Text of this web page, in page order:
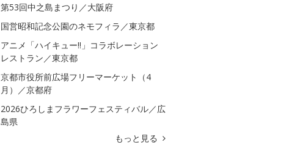
第53回中之島まつり／大阪府
国営昭和記念公園のネモフィラ／東京都
アニメ「ハイキュー!!」コラボレーション
レストラン／東京都
京都市役所前広場フリーマーケット（4
月）／京都府
2026ひろしまフラワーフェスティバル／広
島県
もっと見る